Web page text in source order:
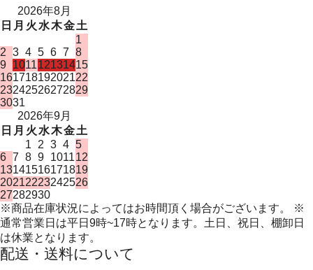
2026年8月
日 月 火 水木金土
1
2 3 4 5 6 7 8
9 101112131415
16171819202122
23242526272829
3031
2026年9月
日 月 火 水木金土
1
2 3 4 5
6 7 8 9 101112
13141516171819
20212223242526
27282930
※商品在庫状況によってはお時間頂く場合がございます。 ※
通常営業日は平日9時~17時となります。土日、祝日、棚卸日
は休業となります。
配送・送料について